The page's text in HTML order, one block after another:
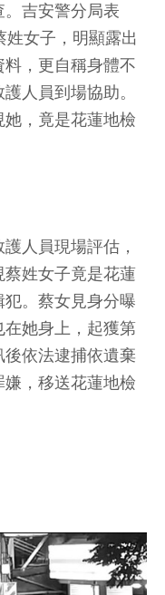
吉安警分局表
姓女子，明顯露出
，更自稱身體不
人員到場協助。
，竟是花蓮地檢
人員現場評估，
姓女子竟是花蓮
。蔡女見身分曝
她身上，起獲第
後依法逮捕依遺棄
，移送花蓮地檢